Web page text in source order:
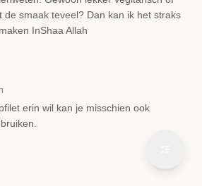
de smaak teveel? Dan kan ik het straks
InShaa Allah
erin wil kan je misschien ook